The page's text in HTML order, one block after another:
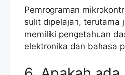
Pemrograman
sulit dipelajari, terutama
memiliki pengetahuan
elektronika dan bahasa